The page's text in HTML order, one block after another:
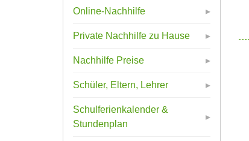
Online-Nachhilfe
Private Nachhilfe zu Hause
Nachhilfe Preise
Schüler, Eltern, Lehrer
Schulferienkalender &
Stundenplan